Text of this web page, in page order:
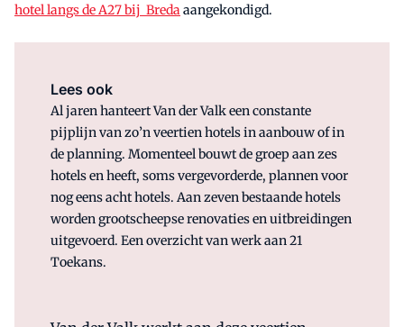
hotel langs de A27 bij Bredaaangekondigd.
Lees ook
Al jaren hanteert Van der Valk een constante
pijplijn van zo’n veertien hotels in aanbouw of in
de planning. Momenteel bouwt de groep aan zes
hotels en heeft, soms vergevorderde, plannen voor
nog eens acht hotels. Aan zeven bestaande hotels
worden grootscheepse renovaties en uitbreidingen
uitgevoerd. Een overzicht van werk aan 21
Toekans.